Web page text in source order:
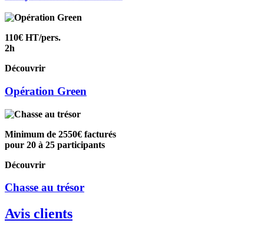
110€ HT/pers.
2h
Découvrir
Opération Green
Minimum de 2550€ facturés
pour 20 à 25 participants
Découvrir
Chasse au trésor
Avis clients